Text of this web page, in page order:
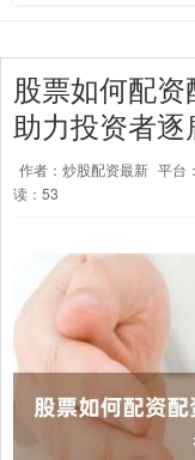
股票如何配资
助力投资者
作者：炒股配资最新 平台
读：53